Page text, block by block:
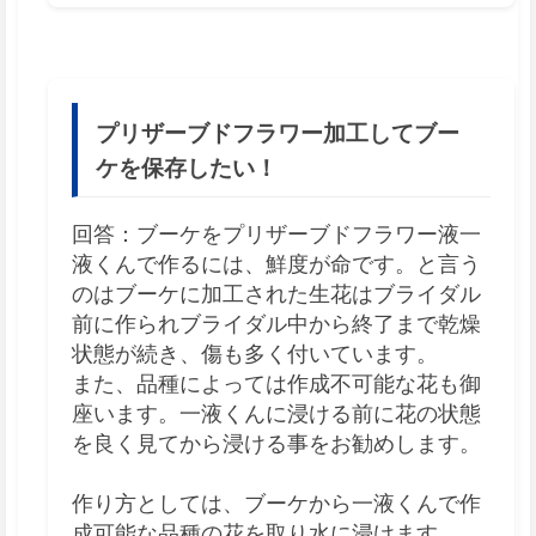
プリザーブドフラワー加工してブー
ケを保存したい！
回答：ブーケをプリザーブドフラワー液一
液くんで作るには、鮮度が命です。と言う
のはブーケに加工された生花はブライダル
前に作られブライダル中から終了まで乾燥
状態が続き、傷も多く付いています。
また、品種によっては作成不可能な花も御
座います。一液くんに浸ける前に花の状態
を良く見てから浸ける事をお勧めします。
作り方としては、ブーケから一液くんで作